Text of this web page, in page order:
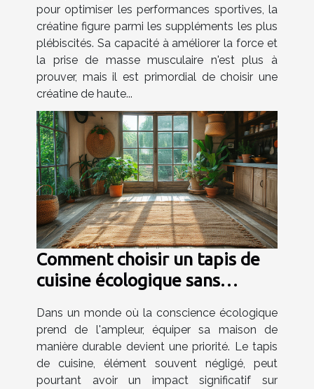
pour optimiser les performances sportives, la
créatine figure parmi les suppléments les plus
plébiscités. Sa capacité à améliorer la force et
la prise de masse musculaire n'est plus à
prouver, mais il est primordial de choisir une
créatine de haute...
Comment choisir un tapis de
cuisine écologique sans
Dans un monde où la conscience écologique
prend de l'ampleur, équiper sa maison de
manière durable devient une priorité. Le tapis
de cuisine, élément souvent négligé, peut
pourtant avoir un impact significatif sur